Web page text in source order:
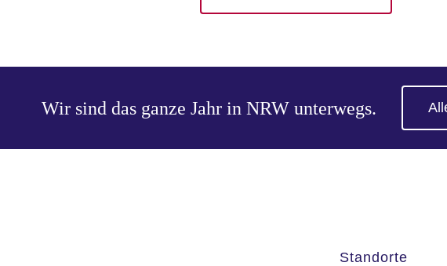
Wir sind das ganze Jahr in NRW unterwegs.
Standorte